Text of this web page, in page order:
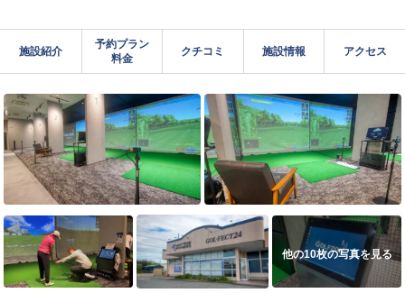
施設紹介
予約プラン
料金
クチコミ 施設情報 アクセス
他の10枚の写真を見る